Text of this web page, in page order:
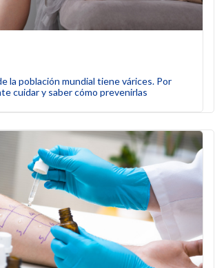
la población mundial tiene várices. Por
cuidar y saber cómo prevenirlas